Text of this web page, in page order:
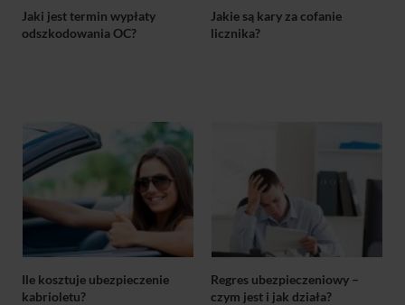
Jaki jest termin wypłaty
odszkodowania OC?
Jakie są kary za cofanie
licznika?
Ile kosztuje ubezpieczenie
kabrioletu?
Regres ubezpieczeniowy –
czym jest i jak działa?